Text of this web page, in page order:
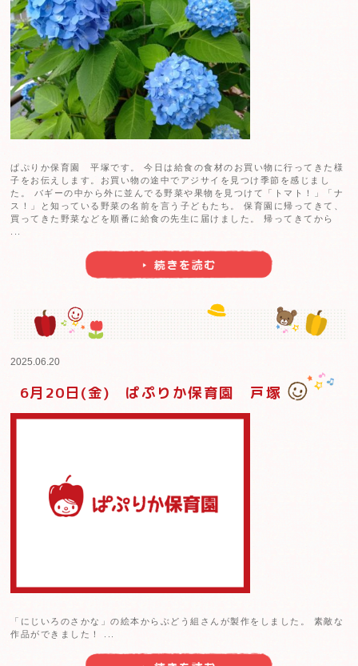
れ！ 2人のおともだち、おめでとう！！ 「おなまえなん
らの出し物は「シルエットクイズ」 ...
2025.06.24